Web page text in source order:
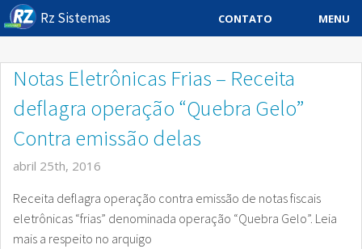
Rz Sistemas CONTATO MENU
Downloads
Sobre
Contato Rz Sistemas
Notas Eletrônicas Frias – Receita
deflagra operação “Quebra Gelo”
Contra emissão delas
abril 25th, 2016
Receita deflagra operação contra emissão de notas fiscais
eletrônicas “frias” denominada operação “Quebra Gelo”. Leia
mais a respeito no arquigo